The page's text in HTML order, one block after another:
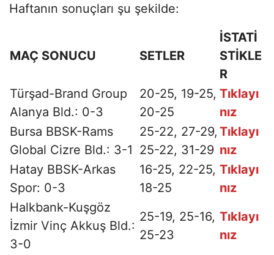
Haftanın sonuçları şu şekilde:
MAÇ SONUCU SETLER
İSTATİ
STİKLE
R
Türşad-Brand Group
Alanya Bld.: 0-3
20-25, 19-25,
20-25
Tıklayı
nız
Bursa BBSK-Rams
Global Cizre Bld.: 3-1
25-22, 27-29,
25-22, 31-29
Tıklayı
nız
Hatay BBSK-Arkas
Spor: 0-3
16-25, 22-25,
18-25
Tıklayı
nız
Halkbank-Kuşgöz
İzmir Vinç Akkuş Bld.:
3-0
25-19, 25-16,
25-23
Tıklayı
nız